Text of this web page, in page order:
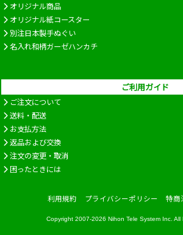
オリジナル商品
オリジナル紙コースター
別注日本製手ぬぐい
名入れ和柄ガーゼハンカチ
ご利用ガイド
ご注文について
送料・配送
お支払方法
返品および交換
注文の変更・取消
困ったときには
利用規約 プライバシーポリシー 特商
Copyright 2007-2026 Nihon Tele System Inc. All